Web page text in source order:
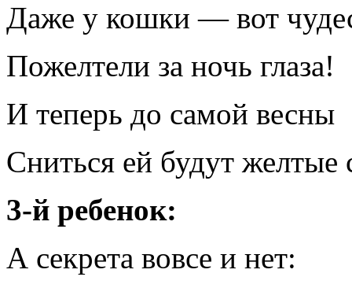
Даже у кошки — вот
Пожелтели за ночь глаза!
И теперь до самой весны
Сниться ей будут желтые
3-й ребенок:
А секрета вовсе и нет: